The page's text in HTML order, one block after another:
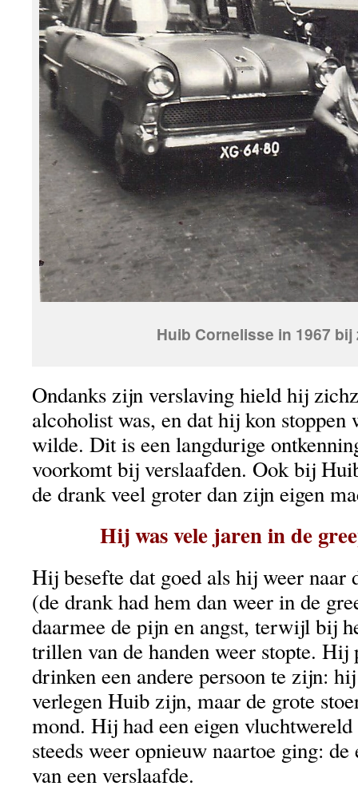
Huib Cornelisse in 1967
Ondanks zijn verslaving hield hij
alcoholist was, en dat hij kon stoppen
wilde. Dit is een langdurige
voorkomt bij verslaafden. Ook bij
de drank veel groter dan zijn eigen
Hij was vele jaren in de
Hij besefte dat goed als hij weer naar
(de drank had hem dan weer in de
daarmee de pijn en angst, terwijl bij
trillen van de handen weer stopte. Hij
drinken een andere persoon te zijn:
verlegen Huib zijn, maar de grote
mond. Hij had een eigen
steeds weer opnieuw naartoe ging:
van een verslaafde.